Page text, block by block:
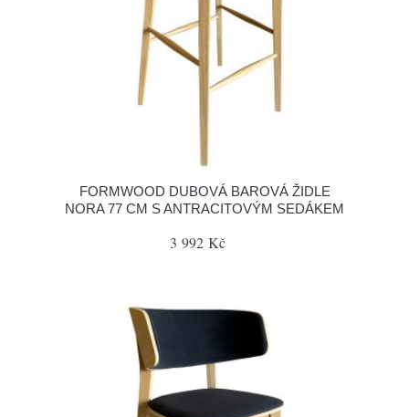
FORMWOOD DUBOVÁ BAROVÁ ŽIDLE
NORA 77 CM S ANTRACITOVÝM SEDÁKEM
3 992 Kč